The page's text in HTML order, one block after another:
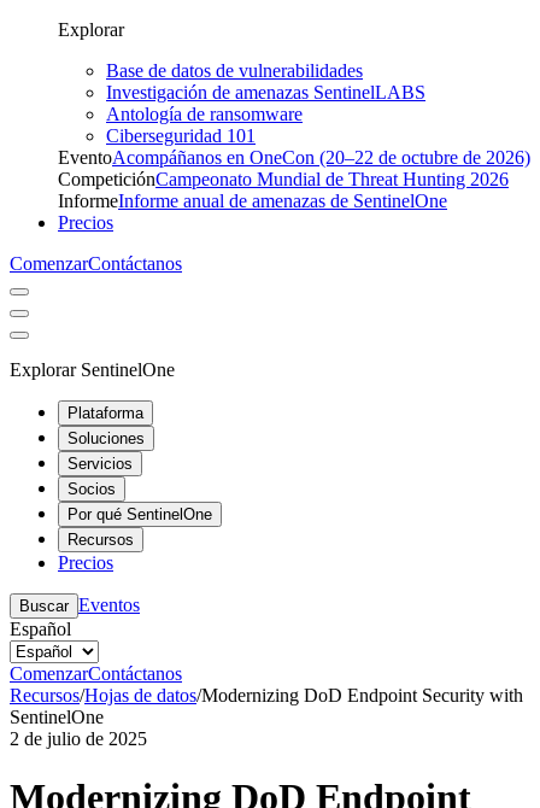
Explorar
Base de datos de vulnerabilidades
Investigación de amenazas SentinelLABS
Antología de ransomware
Ciberseguridad 101
EventoAcompáñanos en OneCon (20–22 de octubre de 2026)
CompeticiónCampeonato Mundial de Threat Hunting 2026
InformeInforme anual de amenazas de SentinelOne
Precios
ComenzarContáctanos
Explorar SentinelOne
Plataforma
Soluciones
Servicios
Socios
Por qué SentinelOne
Recursos
Precios
Buscar Eventos
Español
ComenzarContáctanos
Recursos/Hojas de datos/Modernizing DoD Endpoint Security with
SentinelOne
2 de julio de 2025
Modernizing DoD Endpoint